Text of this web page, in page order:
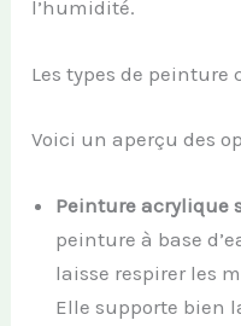
l’humidité.
Les types de peinture
Voici un aperçu des
Peinture acrylique
peinture à base
laisse respirer les
Elle supporte bien